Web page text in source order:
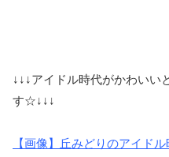
↓↓↓アイドル時代がかわいい
す☆↓↓↓
【画像】丘みどりのアイド